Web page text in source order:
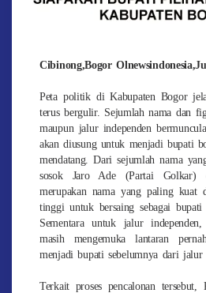
Cibinong,Bogor
Peta politik di Kabupaten Bogor
terus bergulir. Sejumlah nama dan
maupun jalur independen
akan diusung untuk menjadi bupati
mendatang. Dari sejumlah nama
sosok Jaro Ade (Partai Golkar)
merupakan nama yang paling kuat
tinggi untuk bersaing sebagai
Sementara untuk jalur
masih mengemuka lantaran
menjadi bupati sebelumnya dari jalur
Terkait proses pencalonan tersebut,